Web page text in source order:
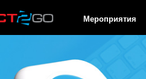
Мероприятия